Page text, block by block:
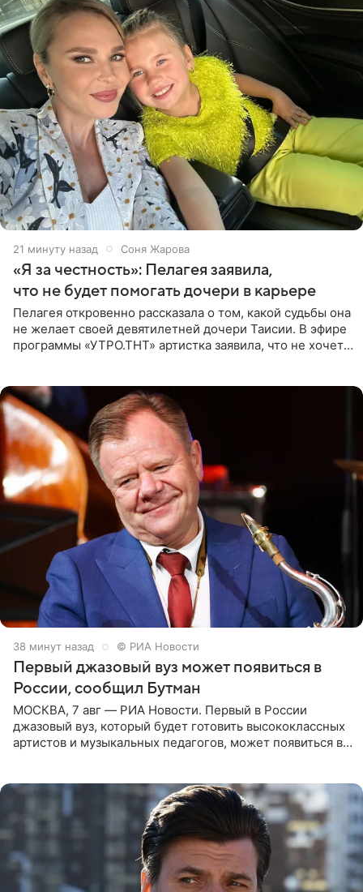
21 минуту назад Соня Жарова
«Я за честность»: Пелагея заявила,
что не будет помогать дочери в карьере
Пелагея откровенно рассказала о том, какой судьбы она
не желает своей девятилетней дочери Таисии. В эфире
программы «УТРО.ТНТ» артистка заявила, что не хочет
38 минут назад © РИА Новости
Первый джазовый вуз может появиться в
России, сообщил Бутман
МОСКВА, 7 авг — РИА Новости. Первый в России
джазовый вуз, который будет готовить высококлассных
артистов и музыкальных педагогов, может появиться в